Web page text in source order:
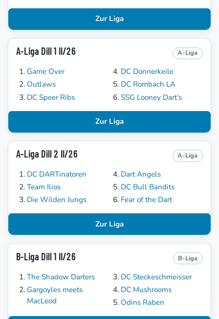
Zur Liga
A-Liga Dill 1 II/26 A-Liga
Game Over
Outlaws
DC Speer Ribs
DC Donnerkeile
DC Rombach LA
SSG Looney Dart‘s
Zur Liga
A-Liga Dill 2 II/26 A-Liga
DC DARTinatoren
Team Ilios
Die Wilden Jungs
Dart Angels
DC Bull Bandits
Fear of the Dart
Zur Liga
B-Liga Dill 1 II/26 B-Liga
The Shadow Darters
Gargoyles meets
MacLeod
DC Steckeschmeisser
DC Mushrooms
Odins Raben